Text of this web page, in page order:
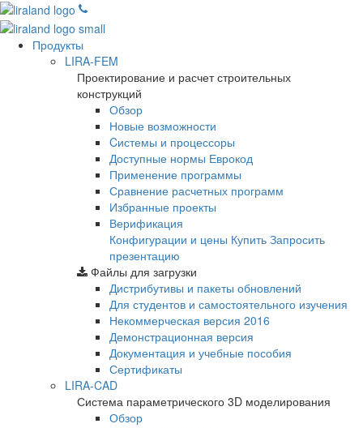
Продукты
LIRA-FEM
Проектирование и расчет строительных
конструкций
Обзор
Новые возможности
Cистемы и процессоры
Доступные нормы Еврокод
Применение программы
Сравнение расчетных программ
Избранные проекты
Верификация
Конфигурации и цены Купить Запросить
презентацию
Файлы для загрузки
Дистрибутивы и пакеты обновлений
Для студентов и самостоятельного изучения
Некоммерческая версия 2016
Демонстрационная версия
Документация и учебные пособия
Сертификаты
LIRA-CAD
Система параметрического 3D моделирования
Обзор